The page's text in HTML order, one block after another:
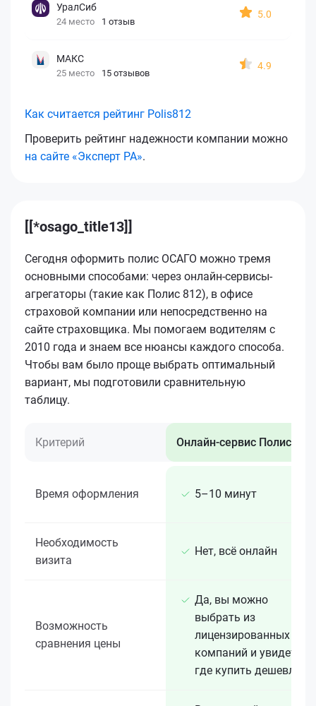
УралСиб
24 место 1 отзыв
5.0
МАКС
25 место 15 отзывов
4.9
Как считается рейтинг Polis812
Проверить рейтинг надежности компании можно
на сайте «Эксперт РА».
[[*osago_title13]]
Сегодня оформить полис ОСАГО можно тремя
основными способами: через онлайн-сервисы-
агрегаторы (такие как Полис 812), в офисе
страховой компании или непосредственно на
сайте страховщика. Мы помогаем водителям с
2010 года и знаем все нюансы каждого способа.
Чтобы вам было проще выбрать оптимальный
вариант, мы подготовили сравнительную
таблицу.
Критерий Онлайн-сервис Полис 812
Время оформления 5–10 минут
Необходимость
визита
Нет, всё онлайн
Возможность
сравнения цены
Да, вы можно
выбрать из
лицензированных 15+
компаний и увидеть,
где купить дешевле